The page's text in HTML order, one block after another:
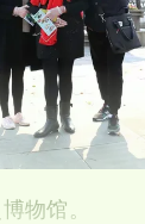
物馆。